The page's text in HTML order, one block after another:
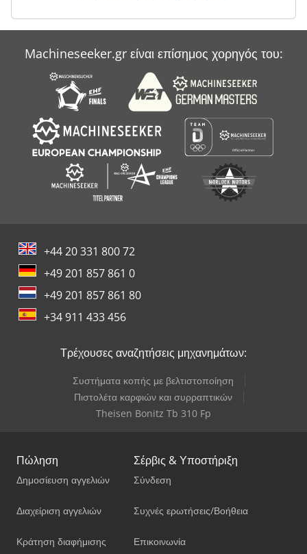
Machineseeker.gr είναι επίσημος χορηγός του:
+44 20 331 800 72
+49 201 857 861 0
+49 201 857 861 80
+34 911 433 456
Τρέχουσες αναζητήσεις μηχανημάτων:
Συστήματα κοπής με βελτιστοποίηση
Πιστολέτα καρφιών και συρραπτικών
Theisen Bonitz Tb 310 Fp
Πώληση
Δημοσίευση αγγελιών
Διαχείριση αγγελιών
Κράτηση διαφήμισης
Σέρβις & Υποστήριξη
Σύνδεση
Συχνές ερωτήσεις/Βοήθεια
Επικοινωνία